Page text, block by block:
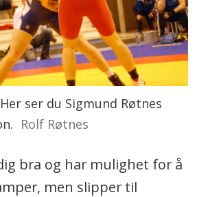
Her ser du Sigmund Røtnes
Rolf Røtnes
bra og har mulighet for å
men slipper til